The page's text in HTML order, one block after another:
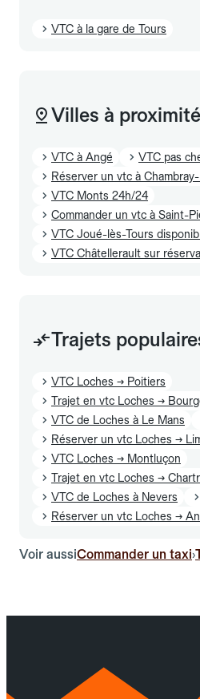
VTC à la gare de Tours
Villes à proximité
VTC à Angé
VTC pas
Réserver un vtc à
VTC Monts 24h/24
Commander un vtc à Saint-
VTC Joué-lès-Tours
VTC Châtellerault sur
Trajets
VTC Loches → Poitiers
Trajet en vtc Loches →
VTC de Loches à Le Mans
Réserver un vtc Loches →
VTC Loches → Montluçon
Trajet en vtc Loches →
VTC de Loches à Nevers
Réserver un vtc Loches →
Voir aussiCommander un taxi›